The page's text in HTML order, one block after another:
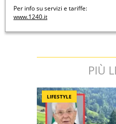
Per info su servizi e tariffe:
www.1240.it
PIÙ
LIFESTYLE